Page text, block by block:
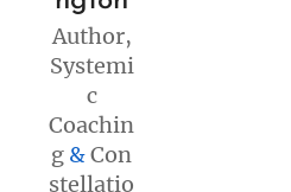
Author,
Systemi
c
Coachin
g &Con
stellatio